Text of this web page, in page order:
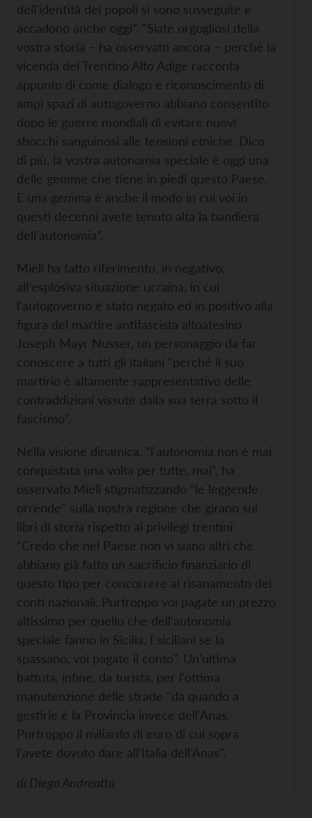
dell'identità dei popoli si sono susseguite e
accadono anche oggi”. “Siate orgogliosi della
vostra storia – ha osservato ancora – perché la
vicenda del Trentino Alto Adige racconta
appunto di come dialogo e riconoscimento di
ampi spazi di autogoverno abbiano consentito
dopo le guerre mondiali di evitare nuovi
sbocchi sanguinosi alle tensioni etniche. Dico
di più, la vostra autonomia speciale è oggi una
delle gemme che tiene in piedi questo Paese.
E una gemma è anche il modo in cui voi in
questi decenni avete tenuto alta la bandiera
dell'autonomia".
Mieli ha fatto riferimento, in negativo,
all'esplosiva situazione ucraina, in cui
l'autogoverno è stato negato ed in positivo alla
figura del martire antifascista altoatesino
Joseph Mayr Nusser, un personaggio da far
conoscere a tutti gli italiani “perché il suo
martirio è altamente rappresentativo delle
contraddizioni vissute dalla sua terra sotto il
fascismo".
Nella visione dinamica, “l'autonomia non è mai
conquistata una volta per tutte, mai", ha
osservato Mieli stigmatizzando “le leggende
orrende” sulla nostra regione che girano sui
libri di storia rispetto ai privilegi trentini:
“Credo che nel Paese non vi siano altri che
abbiano già fatto un sacrificio finanziario di
questo tipo per concorrere al risanamento dei
conti nazionali. Purtroppo voi pagate un prezzo
altissimo per quello che dell'autonomia
speciale fanno in Sicilia. I siciliani se la
spassano, voi pagate il conto". Un’ultima
battuta, infine, da turista, per l'ottima
manutenzione delle strade "da quando a
gestirle è la Provincia invece dell'Anas.
Purtroppo il miliardo di euro di cui sopra
l'avete dovuto dare all'Italia dell'Anas".
di Diego Andreatta